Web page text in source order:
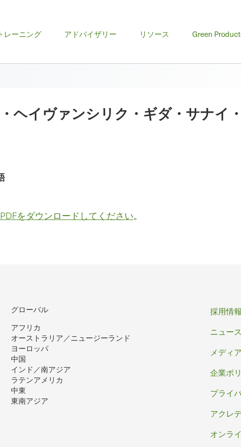
レーニング アドバイザリー リソース Green
ヘイヴァンシリク・ギダ・サナイ
PDFをダウンロードしてください。
グローバル
アフリカ
オーストラリア／ニュージーランド
ヨーロッパ
中国
インド／南アジア
ラテンアメリカ
中東
東南アジア
フ
ッ
タ
ー
採用情報
ニュー
メディア
企業ポ
プライ
アクレ
オンラ